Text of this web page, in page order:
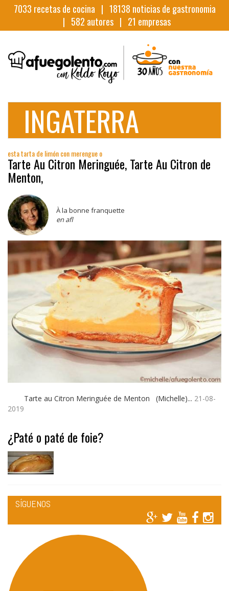
7033 recetas de cocina | 18138 noticias de gastronomia
| 582 autores | 21 empresas
INGATERRA
esta tarta de limón con merengue o
Tarte Au Citron Meringuée, Tarte Au Citron de
Menton,
À la bonne franquette
en afl
Tarte au Citron Meringuée de Menton (Michelle)... 21-08-
2019
¿Paté o paté de foie?
SÍGUENOS